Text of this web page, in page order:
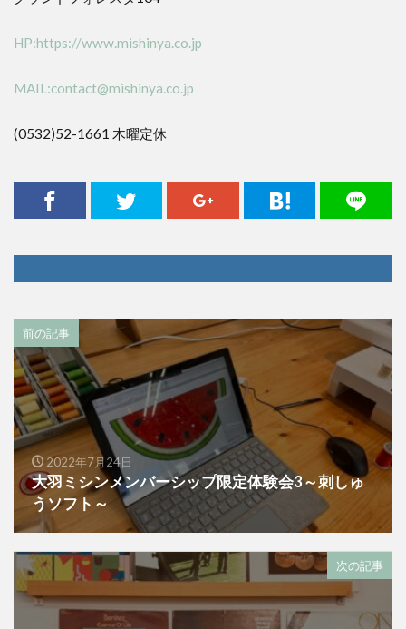
HP:https://www.mishinya.co.jp
MAIL:contact@mishinya.co.jp
(0532)52-1661 木曜定休
前の記事
2022年7月24日
大羽ミシンメンバーシップ限定体験会3～刺しゅ
うソフト～
次の記事